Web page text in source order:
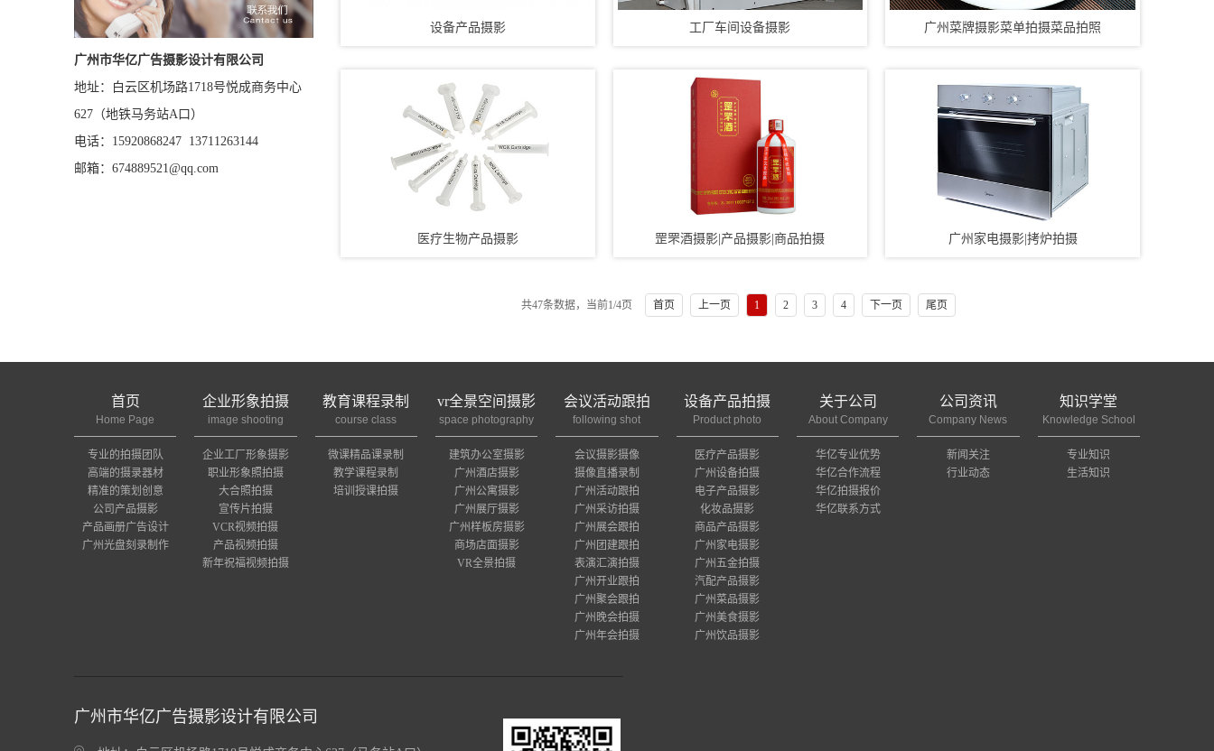
广州市华亿广告摄影设计有限公司
地址：白云区机场路1718号悦成商务中心
627（地铁马务站A口）
电话：15920868247 13711263144
邮箱：674889521@qq.com
设备产品摄影 工厂车间设备摄影 广州菜牌摄影菜单拍摄菜品拍照
医疗生物产品摄影 罡罘酒摄影|产品摄影|商品拍摄 广州家电摄影|拷炉拍摄
共47条数据，当前1/4页 首页 上一页 1 2 3 4 下一页 尾页
首页
Home Page
专业的拍摄团队
高端的摄录器材
精准的策划创意
公司产品摄影
产品画册广告设计
广州光盘刻录制作
企业形象拍摄
image shooting
企业工厂形象摄影
职业形象照拍摄
大合照拍摄
宣传片拍摄
VCR视频拍摄
产品视频拍摄
新年祝福视频拍摄
教育课程录制
course class
微课精品课录制
教学课程录制
培训授课拍摄
vr全景空间摄影
space photography
建筑办公室摄影
广州酒店摄影
广州公寓摄影
广州展厅摄影
广州样板房摄影
商场店面摄影
VR全景拍摄
会议活动跟拍
following shot
会议摄影摄像
摄像直播录制
广州活动跟拍
广州采访拍摄
广州展会跟拍
广州团建跟拍
表演汇演拍摄
广州开业跟拍
广州聚会跟拍
广州晚会拍摄
广州年会拍摄
设备产品拍摄
Product photo
医疗产品摄影
广州设备拍摄
电子产品摄影
化妆品摄影
商品产品摄影
广州家电摄影
广州五金拍摄
汽配产品摄影
广州菜品摄影
广州美食摄影
广州饮品摄影
关于公司
About Company
华亿专业优势
华亿合作流程
华亿拍摄报价
华亿联系方式
公司资讯
Company News
新闻关注
行业动态
知识学堂
Knowledge School
专业知识
生活知识
广州市华亿广告摄影设计有限公司